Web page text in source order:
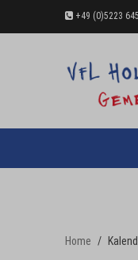
+49 (0)5223
Home